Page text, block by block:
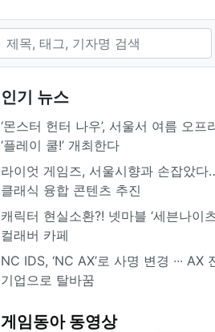
인기 뉴스
‘몬스터 헌터 나우’, 서울서 여름 오프
‘플레이 쿨!’ 개최한다
라이엇 게임즈, 서울시향과 손잡았다
클래식 융합 콘텐츠 추진
캐릭터 현실소환?! 넷마블 ‘세븐나이
컬래버 카페
NC IDS, ‘NC AX’로 사명 변경 ∙∙∙ AX
기업으로 탈바꿈
게임동아 동영상